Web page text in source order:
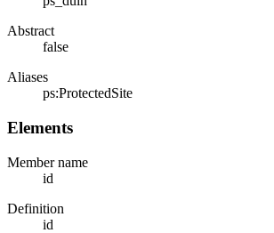
Abstract
false
Aliases
ps:ProtectedSite
Elements
Member name
id
Definition
id